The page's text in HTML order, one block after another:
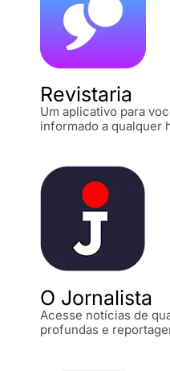
Revistaria
Um aplicativo para
informado a qualquer
O Jornalista
Acesse notícias de
profundas e